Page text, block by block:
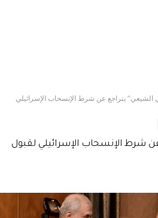
الشيعي” يتراجع عن شرط الإنسحاب الإسرائيلي
عن شرط الإنسحاب الإسرائيلي لقبول